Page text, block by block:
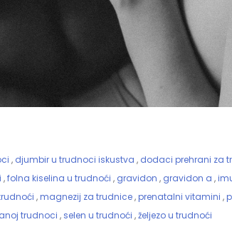
, djumbir u trudnoci iskustva , dodaci prehrani za
,folna kiselina u trudnoći , gravidon , gravidon a ,
,magnezij za trudnice ,prenatalni vitamini ,
trudnoci , selen u trudnoći ,željezo u trudnoći